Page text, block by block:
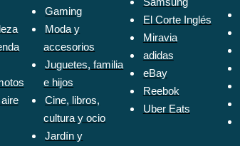
Gaming
Moda y
accesorios
Juguetes, familia
e hijos
Cine, libros,
cultura y ocio
Jardín y
El Corte Inglés
Miravia
adidas
eBay
Reebok
Uber Eats